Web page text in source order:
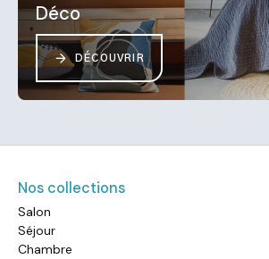
Déco
DÉCOUVRIR
Nos collections
Salon
Séjour
Chambre